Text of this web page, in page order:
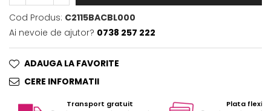
Cod Produs: C2115BACBL000
Ai nevoie de ajutor? 0738 257 222
ADAUGA LA FAVORITE
CERE INFORMATII
Transport gratuit Plata